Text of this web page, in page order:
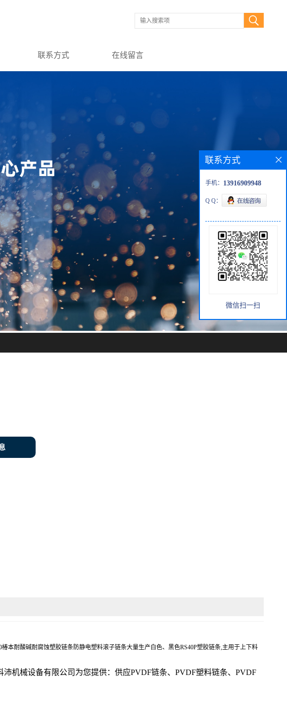
联系方式 在线留言
本耐酸碱耐腐蚀塑胶链条防静电塑料滚子链条大量生产白色、黑色RS40P塑胶链条,主用于上下料
机械设备有限公司为您提供：供应PVDF链条、PVDF塑料链条、PVDF
联系方式
手机： 13916909948
Q Q：
微信扫一扫